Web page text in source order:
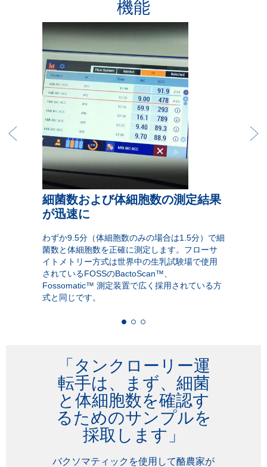
機能
細菌数および体細胞数の測定結果
が迅速に
わずか9.5分（体細胞数のみの場合は1.5分）で細
菌数と体細胞数を正確に測定します。フローサ
イトメトリー方式は世界中の生乳試験場で使用
されているFOSSのBactoScan™、
Fossomatic™ 測定装置で広く採用されている方
式と同じです。
「タンクローリー運
転手は、まず、細菌
と体細胞数を確認す
るためのサンプルを
採取します」
バクソマティックを使用して酪農家が